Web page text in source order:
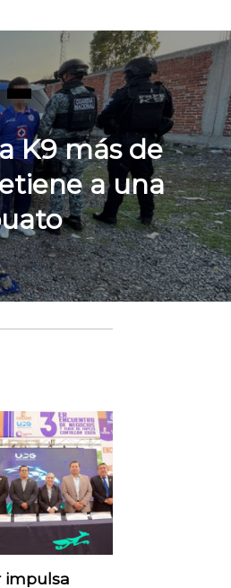
K9 más de
a una
impulsa